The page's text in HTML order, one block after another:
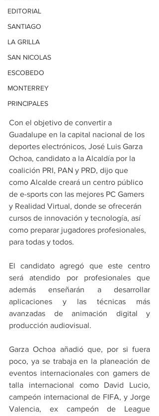
EDITORIAL
SANTIAGO
LA GRILLA
SAN NICOLAS
ESCOBEDO
MONTERREY
PRINCIPALES
Con el objetivo de convertir a
Guadalupe en la capital nacional de los
deportes electrónicos, José Luis Garza
Ochoa, candidato a la Alcaldía por la
coalición PRI, PAN y PRD, dijo que
como Alcalde creará un centro público
de e-sports con las mejores PC Gamers
y Realidad Virtual, donde se ofrecerán
cursos de innovación y tecnología, así
como preparar jugadores profesionales,
para todas y todos.
El candidato agregó que este centro
será atendido por profesionales que
además enseñarán a desarrollar
aplicaciones y las técnicas más
avanzadas de animación digital y
producción audiovisual.
Garza Ochoa añadió que, por si fuera
poco, ya se trabaja en la planeación de
eventos internacionales con gamers de
talla internacional como David Lucio,
campeón internacional de FIFA, y Jorge
Valencia, ex campeón de League